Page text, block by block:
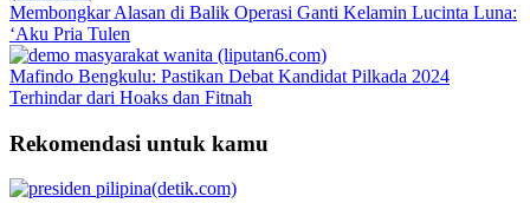
Membongkar Alasan di Balik Operasi Ganti Kelamin Lucinta Luna:
‘Aku Pria Tulen
Mafindo Bengkulu: Pastikan Debat Kandidat Pilkada 2024
Terhindar dari Hoaks dan Fitnah
Rekomendasi untuk kamu